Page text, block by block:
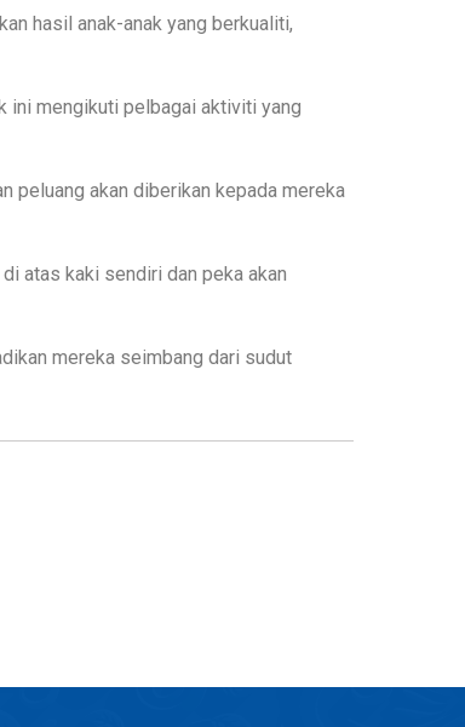
hasil anak-anak yang berkualiti,
ini mengikuti pelbagai aktiviti yang
peluang akan diberikan kepada mereka
atas kaki sendiri dan peka akan
mereka seimbang dari sudut